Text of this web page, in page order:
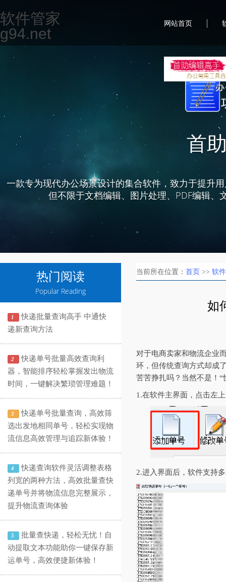
首
一款专为现代办公场景设计的集合软件，致力于提升
但不限于文档编辑、图片处理、PDF编辑
软件管家
g94.net
网站首页 |
热门阅读
Popular Reading
1
快递批量查询高手 中通快
递新查询方法
2
快递单号批量高效查询利
器，智能排序轻松掌握发出物流
时间，一键解决繁琐管理难题！
3
快递单号批量查询，高效筛
选出发地相同单号，轻松实现物
流信息高效管理与追踪新体验！
4
快递查询软件灵活调整表格
列宽的两种方法，高效批量查快
递单号并将物流信息完整展示，
提升物流查询体验
5
批量查快递，轻松无忧！自
动提取文本功能助你一键保存新
运单号，高效便捷新体验！
当前所在位置： 首页 >> 软
如
对于电商卖家和物流企业
环，但传统查询方式却成
苦苦挣扎吗？当然不是！
1.在软件主界面，点击左
2.进入界面后，软件支持